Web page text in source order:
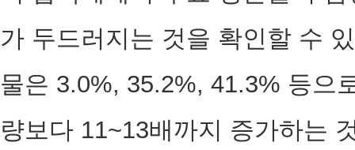
가 두드러지는 것을 확인할 수
물은 3.0%, 35.2%, 41.3% 등으
량보다 11~13배까지 증가하는